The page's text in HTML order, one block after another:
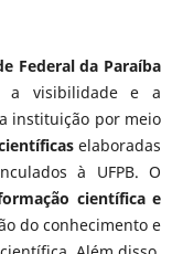
Federal da Paraíba
a visibilidade e a
instituição por meio
elaboradas
à UFPB. O
científica e
do conhecimento e